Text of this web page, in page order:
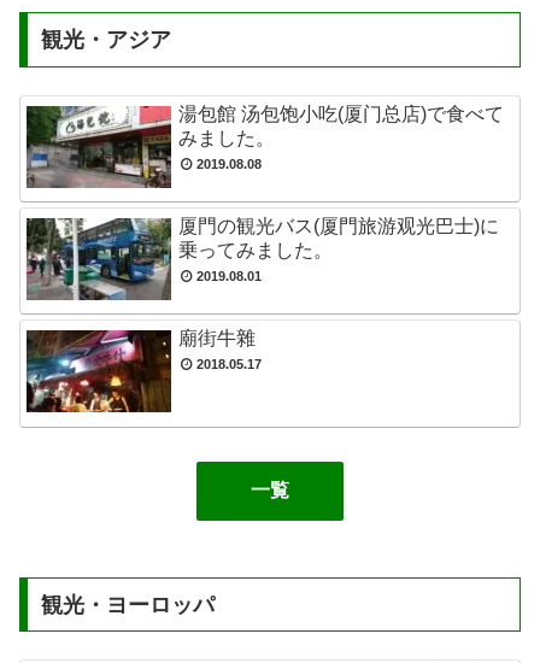
観光・アジア
湯包館 汤包饱小吃(厦门总店)で食べて
みました。
2019.08.08
厦門の観光バス(厦門旅游观光巴士)に
乗ってみました。
2019.08.01
廟街牛雜
2018.05.17
一覧
観光・ヨーロッパ